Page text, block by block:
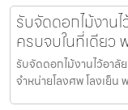
รับจัดดอกไม้งาน
ครบจบในที่เดียว
รับจัดดอกไม้งานไว้อา
จำหน่ายโลงศพ โลงเย็